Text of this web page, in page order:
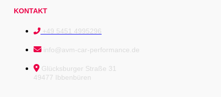
KONTAKT
+49 5451 4995296
info@avm-car-performance.de
Glücksburger Straße 31
49477 Ibbenbüren